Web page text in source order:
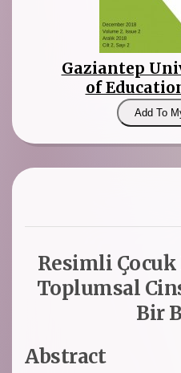
Gaziantep
of
Add To
Resimli
Toplumsal
Bir
Abstract